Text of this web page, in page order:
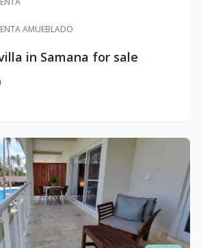
AMUEBLADO
in Samana for sale